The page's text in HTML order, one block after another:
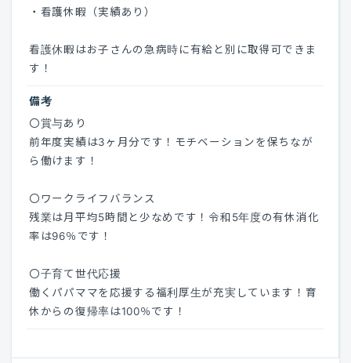
・看護休暇（実績あり）
看護休暇はお子さんの急病時に有給と別に取得可できま
す！
備考
〇賞与あり
前年度実績は3ヶ月分です！モチベーションを保ちなが
ら働けます！
〇ワークライフバランス
残業は月平均5時間と少なめです！令和5年度の有休消化
率は96％です！
〇子育て世代応援
働くパパママを応援する福利厚生が充実しています！育
休からの復帰率は100％です！